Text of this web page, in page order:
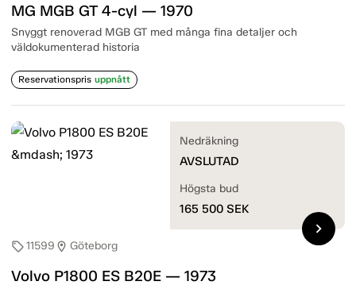
MG MGB GT 4-cyl — 1970
Snyggt renoverad MGB GT med många fina detaljer och
väldokumenterad historia
Reservationspris uppnått
sell11599 location_on Göteborg
Volvo P1800 ES B20E — 1973
Nedräkning
AVSLUTAD
Högsta bud
165 500 SEK
chevron_right